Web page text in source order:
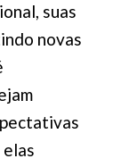
suas
novas